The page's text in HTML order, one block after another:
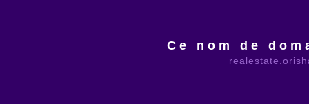
Ce nom de